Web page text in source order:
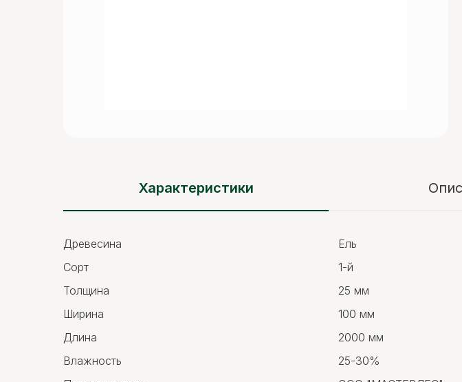
Характеристики
Древесина
Ель
Сорт
1-й
Толщина
25 мм
Ширина
100 мм
Длина
2000 мм
Влажность
25-30%